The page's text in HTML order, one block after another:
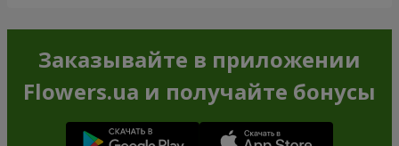
Заказывайте в приложении
Flowers.ua и получайте бонусы